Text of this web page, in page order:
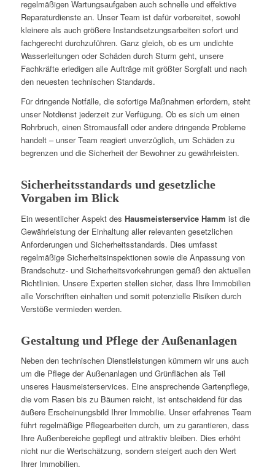
regelmäßigen Wartungsaufgaben auch schnelle und effektive
Reparaturdienste an. Unser Team ist dafür vorbereitet, sowohl
kleinere als auch größere Instandsetzungsarbeiten sofort und
fachgerecht durchzuführen. Ganz gleich, ob es um undichte
Wasserleitungen oder Schäden durch Sturm geht, unsere
Fachkräfte erledigen alle Aufträge mit größter Sorgfalt und nach
den neuesten technischen Standards.
Für dringende Notfälle, die sofortige Maßnahmen erfordern, steht
unser Notdienst jederzeit zur Verfügung. Ob es sich um einen
Rohrbruch, einen Stromausfall oder andere dringende Probleme
handelt – unser Team reagiert unverzüglich, um Schäden zu
begrenzen und die Sicherheit der Bewohner zu gewährleisten.
Sicherheitsstandards und gesetzliche
Vorgaben im Blick
Ein wesentlicher Aspekt des Hausmeisterservice Hamm ist die
Gewährleistung der Einhaltung aller relevanten gesetzlichen
Anforderungen und Sicherheitsstandards. Dies umfasst
regelmäßige Sicherheitsinspektionen sowie die Anpassung von
Brandschutz- und Sicherheitsvorkehrungen gemäß den aktuellen
Richtlinien. Unsere Experten stellen sicher, dass Ihre Immobilien
alle Vorschriften einhalten und somit potenzielle Risiken durch
Verstöße vermieden werden.
Gestaltung und Pflege der Außenanlagen
Neben den technischen Dienstleistungen kümmern wir uns auch
um die Pflege der Außenanlagen und Grünflächen als Teil
unseres Hausmeisterservices. Eine ansprechende Gartenpflege,
die vom Rasen bis zu Bäumen reicht, ist entscheidend für das
äußere Erscheinungsbild Ihrer Immobilie. Unser erfahrenes Team
führt regelmäßige Pflegearbeiten durch, um zu garantieren, dass
Ihre Außenbereiche gepflegt und attraktiv bleiben. Dies erhöht
nicht nur die Wertschätzung, sondern steigert auch den Wert
Ihrer Immobilien.